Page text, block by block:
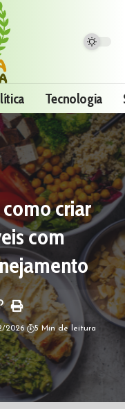
Tecnologia
criar
com
2026 5 Min de leitura